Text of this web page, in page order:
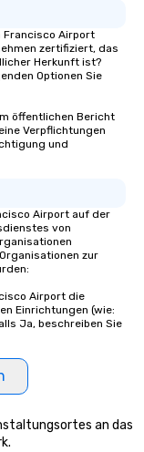
Francisco Airport
zertifiziert, das
Herkunft ist?
Optionen Sie
öffentlichen Bericht
Verpflichtungen
und
Airport auf der
von
zur
Airport die
Einrichtungen (wie:
Ja, beschreiben Sie
an das